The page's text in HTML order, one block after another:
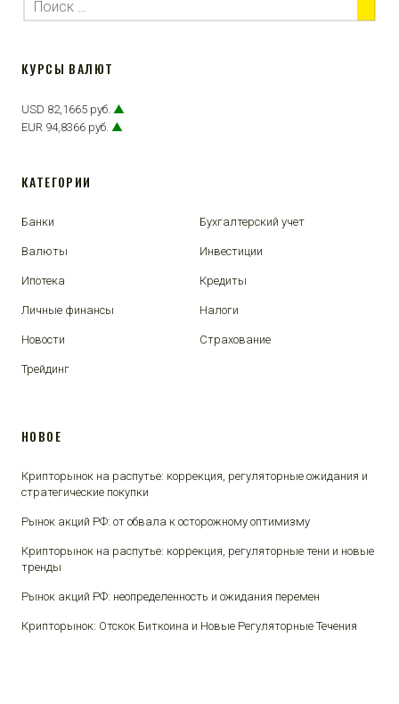
КУРСЫ ВАЛЮТ
USD 82,1665 руб. ▲
EUR 94,8366 руб. ▲
КАТЕГОРИИ
Банки Бухгалтерский учет
Валюты Инвестиции
Ипотека Кредиты
Личные финансы Налоги
Новости Страхование
Трейдинг
НОВОЕ
Крипторынок на распутье: коррекция, регуляторные ожидания и
стратегические покупки
Рынок акций РФ: от обвала к осторожному оптимизму
Крипторынок на распутье: коррекция, регуляторные тени и новые
тренды
Рынок акций РФ: неопределенность и ожидания перемен
Крипторынок: Отскок Биткоина и Новые Регуляторные Течения